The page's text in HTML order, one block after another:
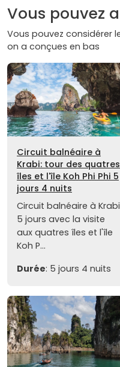
Vous pouvez
Vous pouvez considérer
on a conçues en bas
Circuit balnéaire à
Krabi: tour des quatres
îles et l'île Koh Phi Phi 5
jours 4 nuits
Circuit balnéaire à Krabi
5 jours avec la visite
aux quatres îles et l'île
Koh P...
Durée: 5 jours 4 nuits